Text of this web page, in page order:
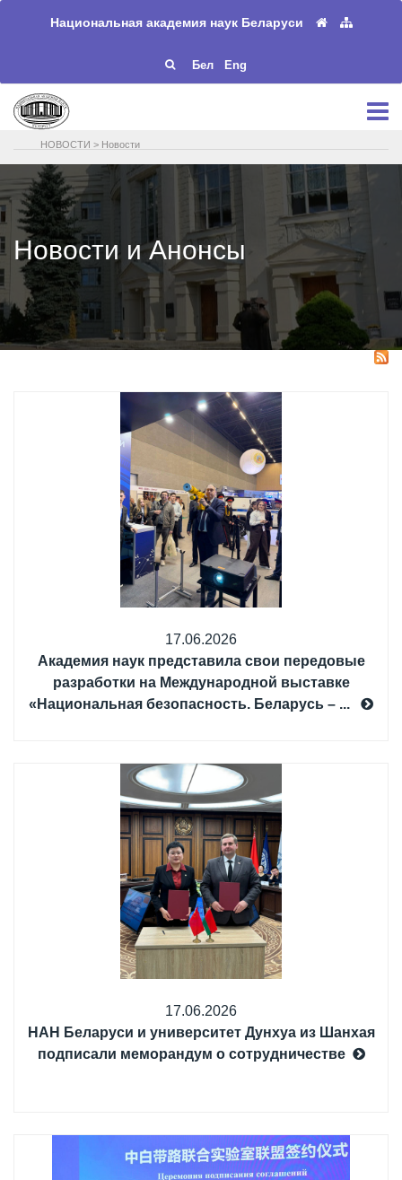
Национальная академия наук Беларуси
Бел Eng
НОВОСТИ > Новости
Новости и Анонсы
17.06.2026
Академия наук представила свои передовые
разработки на Международной выставке
«Национальная безопасность. Беларусь – ...
17.06.2026
НАН Беларуси и университет Дунхуа из Шанхая
подписали меморандум о сотрудничестве